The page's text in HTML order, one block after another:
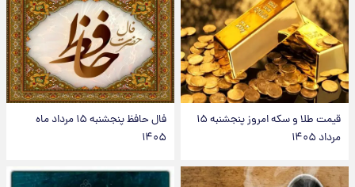
قیمت طلا و سکه امروز پنجشنبه ۱۵
مرداد ۱۴۰۵
فال حافظ پنجشنبه ۱۵ مرداد ماه
۱۴۰۵